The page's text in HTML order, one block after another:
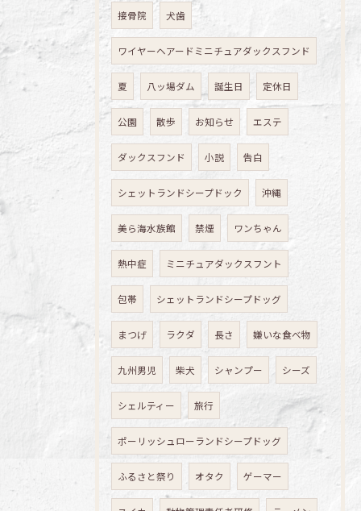
接骨院 犬歯
ワイヤーヘアードミニチュアダックスフンド
夏 八ッ場ダム 誕生日 定休日
公園 散歩 お知らせ エステ
ダックスフンド 小説 告白
シェットランドシープドック 沖縄
美ら海水族館 禁煙 ワンちゃん
熱中症 ミニチュアダックスフント
包帯 シェットランドシープドッグ
まつげ ラクダ 長さ 嫌いな食べ物
九州男児 柴犬 シャンプー シーズ
シェルティー 旅行
ポーリッシュローランドシープドッグ
ふるさと祭り オタク ゲーマー